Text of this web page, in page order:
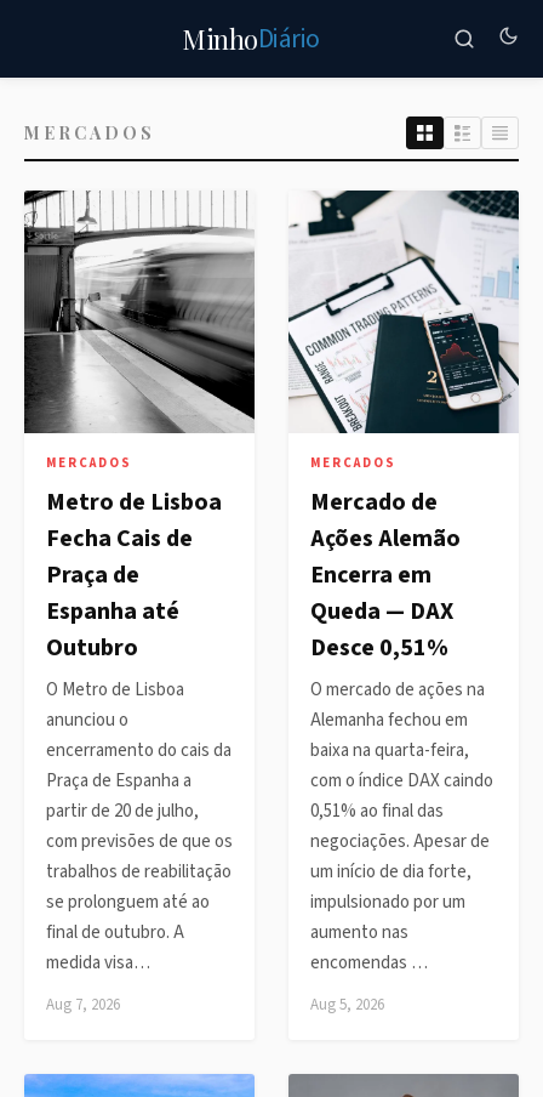
MinhoDiário
MERCADOS
MERCADOS
Metro de Lisboa
Fecha Cais de
Praça de
Espanha até
Outubro
O Metro de Lisboa
anunciou o
encerramento do cais da
Praça de Espanha a
partir de 20 de julho,
com previsões de que os
trabalhos de reabilitação
se prolonguem até ao
final de outubro. A
medida visa…
Aug 7, 2026
MERCADOS
Mercado de
Ações Alemão
Encerra em
Queda — DAX
Desce 0,51%
O mercado de ações na
Alemanha fechou em
baixa na quarta-feira,
com o índice DAX caindo
0,51% ao final das
negociações. Apesar de
um início de dia forte,
impulsionado por um
aumento nas
encomendas …
Aug 5, 2026